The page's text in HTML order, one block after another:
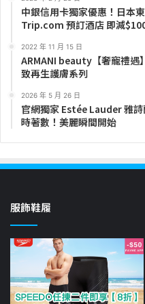
中銀信用卡獨家優惠！日本
Trip.com 預訂酒店 即減
2022 年 11 月 15 日
ARMANI beauty【奢寵禮遇
致再生護膚系列
2026 年 5 月 26 日
官網獨家 Estée Lauder 雅
時著數！美麗瞬間開始
服飾鞋履